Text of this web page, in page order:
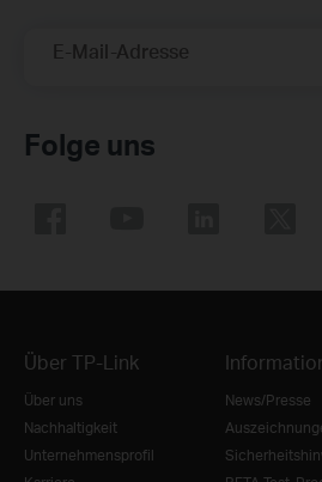
E-Mail-Adresse
Folge uns
Über TP-Link
Über uns
Nachhaltigkeit
Unternehmensprofil
News/Presse